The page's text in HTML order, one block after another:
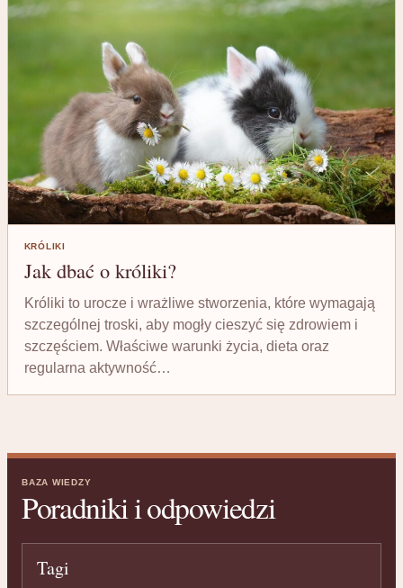
KRÓLIKI
Jak dbać o króliki?
Króliki to urocze i wrażliwe stworzenia, które wymagają
szczególnej troski, aby mogły cieszyć się zdrowiem i
szczęściem. Właściwe warunki życia, dieta oraz
regularna aktywność…
BAZA WIEDZY
Poradniki i odpowiedzi
Tagi